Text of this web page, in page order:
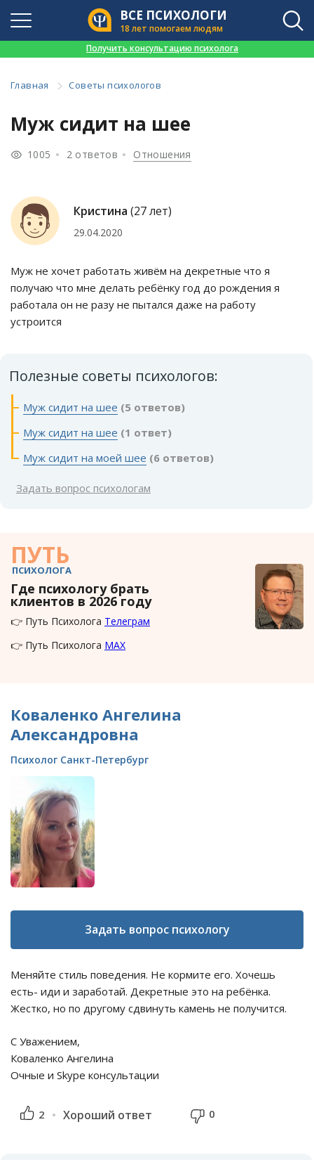
ВСЕ ПСИХОЛОГИ
18 лет помогаем людям
Получить консультацию психолога
Главная Советы психологов
Муж сидит на шее
1005 2 ответов Отношения
Кристина (27 лет)
29.04.2020
Муж не хочет работать живём на декретные что я
получаю что мне делать ребёнку год до рождения я
работала он не разу не пытался даже на работу
устроится
Полезные советы психологов:
Муж сидит на шее (5 ответов)
Муж сидит на шее (1 ответ)
Муж сидит на моей шее (6 ответов)
Задать вопрос психологам
ПУТЬ
ПСИХОЛОГА
Где психологу брать
клиентов в 2026 году
👉 Путь Психолога Телеграм
👉 Путь Психолога MAX
Коваленко Ангелина
Александровна
Психолог Санкт-Петербург
Задать вопрос психологу
Меняйте стиль поведения. Не кормите его. Хочешь
есть- иди и заработай. Декретные это на ребёнка.
Жестко, но по другому сдвинуть камень не получится.
С Уважением,
Коваленко Ангелина
Очные и Skype консультации
2 Хороший ответ 0